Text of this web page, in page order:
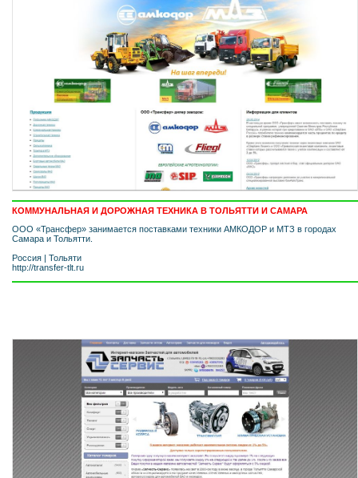
КОММУНАЛЬНАЯ И ДОРОЖНАЯ ТЕХНИКА В ТОЛЬЯТТИ И САМАРА
ООО «Трансфер» занимается поставками техники АМКОДОР и МТЗ в городах
Самара и Тольятти.
Россия | Тольяти
http://transfer-tlt.ru